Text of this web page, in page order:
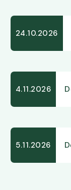
24.10.2026
4.11.2026
5.11.2026